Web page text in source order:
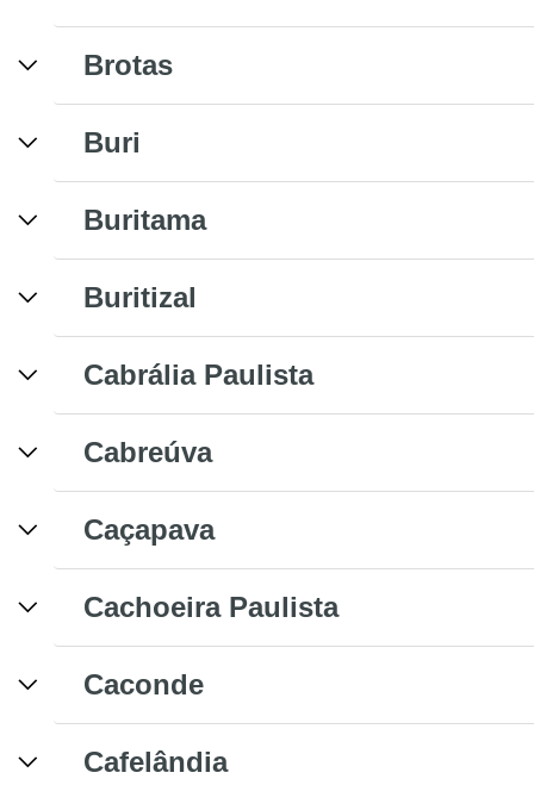
Brotas
Buri
Buritama
Buritizal
Cabrália Paulista
Cabreúva
Caçapava
Cachoeira Paulista
Caconde
Cafelândia